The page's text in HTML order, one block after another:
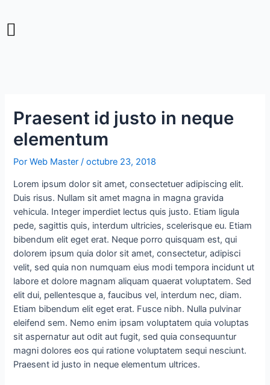
contenido
Praesent id justo in neque
elementum
PorWeb Master/octubre 23, 2018
Lorem ipsum dolor sit amet, consectetuer adipiscing elit.
Duis risus. Nullam sit amet magna in magna gravida
vehicula. Integer imperdiet lectus quis justo. Etiam ligula
pede, sagittis quis, interdum ultricies, scelerisque eu. Etiam
bibendum elit eget erat. Neque porro quisquam est, qui
dolorem ipsum quia dolor sit amet, consectetur, adipisci
velit, sed quia non numquam eius modi tempora incidunt ut
labore et dolore magnam aliquam quaerat voluptatem. Sed
elit dui, pellentesque a, faucibus vel, interdum nec, diam.
Etiam bibendum elit eget erat. Fusce nibh. Nulla pulvinar
eleifend sem. Nemo enim ipsam voluptatem quia voluptas
sit aspernatur aut odit aut fugit, sed quia consequuntur
magni dolores eos qui ratione voluptatem sequi nesciunt.
Praesent id justo in neque elementum ultrices.